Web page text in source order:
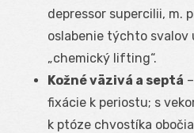
depressor supercilii, m.
oslabenie týchto svalov
„chemický lifting“.
Kožné väzivá a septá
fixácie k periostu; s
k ptóze chvostíka